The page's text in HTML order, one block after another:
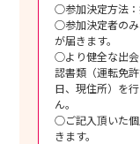
○参加決定方法
○参加決定者のみ
が届きます。
○より健全な出会
認書類（運転免
日、現住所）を
ん。
○ご記入頂いた個
きます。